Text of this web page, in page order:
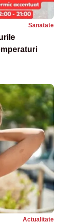
Sanatate
Actualitate